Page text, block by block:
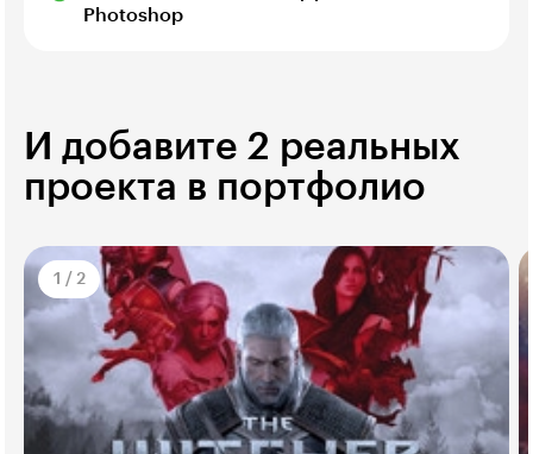
Photoshop
И добавите 2 реальных
проекта в портфолио
1 / 2